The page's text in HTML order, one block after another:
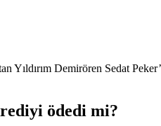
Demirören Sedat
ödedi mi?